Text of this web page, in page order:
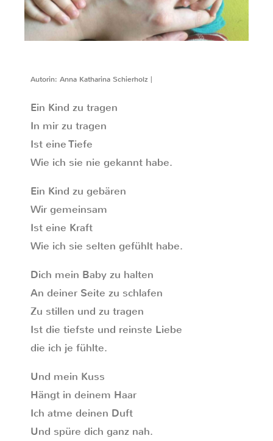
Autorin: Anna Katharina Schierholz |
Ein Kind zu tragen
In mir zu tragen
Ist eine Tiefe
Wie ich sie nie gekannt habe.
Ein Kind zu gebären
Wir gemeinsam
Ist eine Kraft
Wie ich sie selten gefühlt habe.
Dich mein Baby zu halten
An deiner Seite zu schlafen
Zu stillen und zu tragen
Ist die tiefste und reinste Liebe
die ich je fühlte.
Und mein Kuss
Hängt in deinem Haar
Ich atme deinen Duft
Und spüre dich ganz nah.